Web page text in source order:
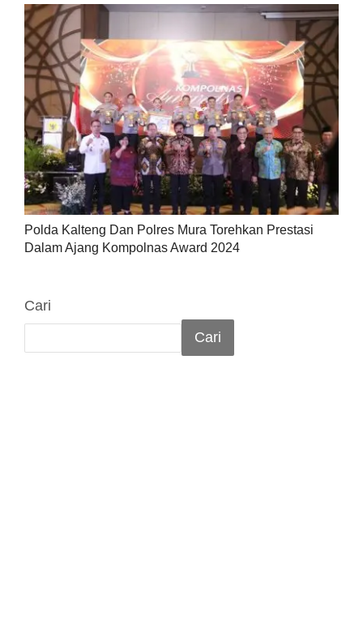
Polda Kalteng Dan Polres Mura Torehkan Prestasi
Dalam Ajang Kompolnas Award 2024
Cari
Cari